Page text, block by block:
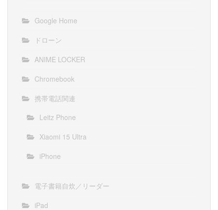
Google Home
ドローン
ANIME LOCKER
Chromebook
携帯電話関連
Leitz Phone
Xiaomi 15 Ultra
iPhone
電子書籍自炊／リーダー
iPad